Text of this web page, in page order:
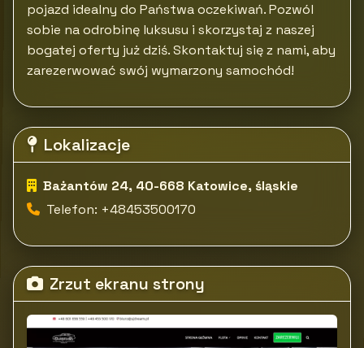
pojazd idealny do Państwa oczekiwań. Pozwól
sobie na odrobinę luksusu i skorzystaj z naszej
bogatej oferty już dziś. Skontaktuj się z nami, aby
zarezerwować swój wymarzony samochód!
Lokalizacje
Bażantów 24, 40-668 Katowice, śląskie
Telefon: +48453500170
Zrzut ekranu strony